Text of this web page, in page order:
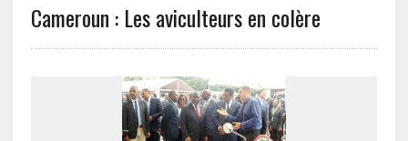
Cameroun : Les aviculteurs en colère